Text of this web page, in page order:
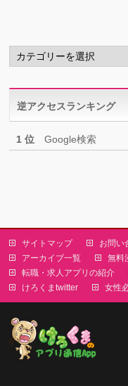
カ
テ
リ
ー逆アクセスランキング
1 位 Google検索
サイトマップ お問い
アーカイブ一覧
無料
転職・求人アプリの紹介
けろくまtwitter
女性